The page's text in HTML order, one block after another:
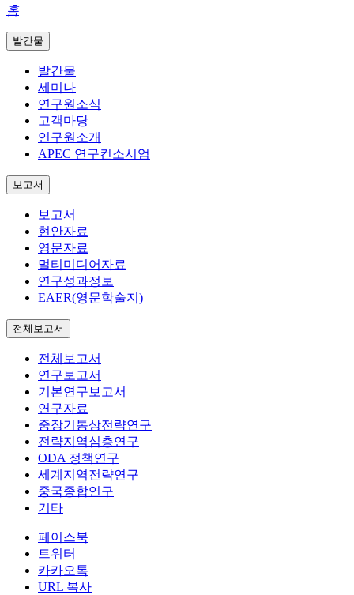
홈
발간물
발간물
세미나
연구원소식
고객마당
연구원소개
APEC 연구컨소시엄
보고서
보고서
현안자료
영문자료
멀티미디어자료
연구성과정보
EAER(영문학술지)
전체보고서
전체보고서
연구보고서
기본연구보고서
연구자료
중장기통상전략연구
전략지역심층연구
ODA 정책연구
세계지역전략연구
중국종합연구
기타
페이스북
트위터
카카오톡
URL 복사